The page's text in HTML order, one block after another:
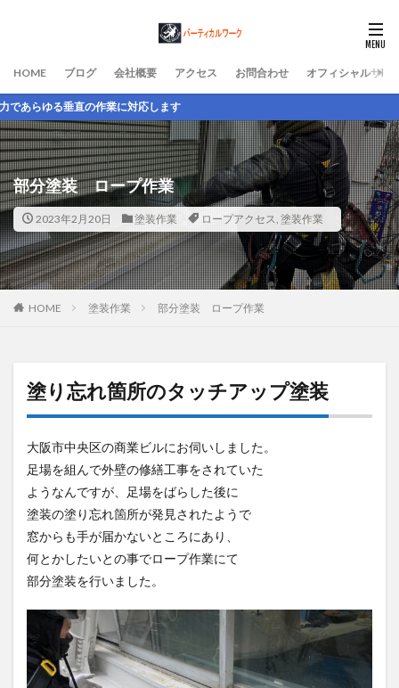
HOME ブログ 会社概要 アクセス お問合わせ オフィシャルサイ
作業に対応します
部分塗装 ロープ作業
2023年2月20日 塗装作業 ロープアクセス, 塗装作業
HOME 塗装作業 部分塗装 ロープ作業
塗り忘れ箇所のタッチアップ塗装
大阪市中央区の商業ビルにお伺いしました。
足場を組んで外壁の修繕工事をされていた
ようなんですが、足場をばらした後に
塗装の塗り忘れ箇所が発見されたようで
窓からも手が届かないところにあり、
何とかしたいとの事でロープ作業にて
部分塗装を行いました。